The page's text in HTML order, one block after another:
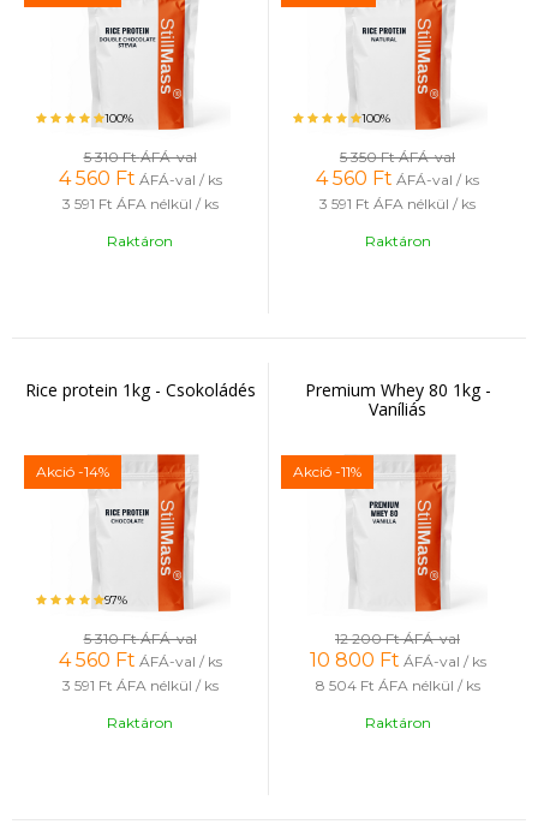
100%
5 310 FtÁFÁ-val
4 560 Ft ÁFÁ-val / ks
3 591 Ft ÁFA nélkül / ks
Raktáron
100%
5 350 FtÁFÁ-val
4 560 Ft ÁFÁ-val / ks
3 591 Ft ÁFA nélkül / ks
Raktáron
Rice protein 1kg - Csokoládés
Akció -14%
97%
5 310 FtÁFÁ-val
4 560 Ft ÁFÁ-val / ks
3 591 Ft ÁFA nélkül / ks
Raktáron
Premium Whey 80 1kg -
Vaníliás
Akció -11%
12 200 FtÁFÁ-val
10 800 Ft ÁFÁ-val / ks
8 504 Ft ÁFA nélkül / ks
Raktáron